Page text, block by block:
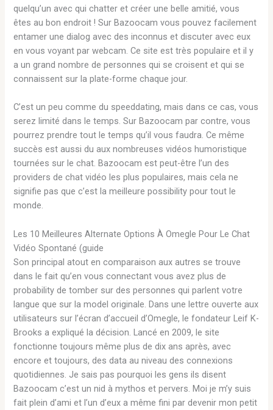
quelqu’un avec qui chatter et créer une belle amitié, vous
êtes au bon endroit ! Sur Bazoocam vous pouvez facilement
entamer une dialog avec des inconnus et discuter avec eux
en vous voyant par webcam. Ce site est très populaire et il y
a un grand nombre de personnes qui se croisent et qui se
connaissent sur la plate-forme chaque jour.
C’est un peu comme du speeddating, mais dans ce cas, vous
serez limité dans le temps. Sur Bazoocam par contre, vous
pourrez prendre tout le temps qu’il vous faudra. Ce même
succès est aussi du aux nombreuses vidéos humoristique
tournées sur le chat. Bazoocam est peut-être l’un des
providers de chat vidéo les plus populaires, mais cela ne
signifie pas que c’est la meilleure possibility pour tout le
monde.
Les 10 Meilleures Alternate Options À Omegle Pour Le Chat
Vidéo Spontané (guide
Son principal atout en comparaison aux autres se trouve
dans le fait qu’en vous connectant vous avez plus de
probability de tomber sur des personnes qui parlent votre
langue que sur la model originale. Dans une lettre ouverte aux
utilisateurs sur l’écran d’accueil d’Omegle, le fondateur Leif K-
Brooks a expliqué la décision. Lancé en 2009, le site
fonctionne toujours même plus de dix ans après, avec
encore et toujours, des data au niveau des connexions
quotidiennes. Je sais pas pourquoi les gens ils disent
Bazoocam c’est un nid à mythos et pervers. Moi je m’y suis
fait plein d’ami et l’un d’eux a même fini par devenir mon petit